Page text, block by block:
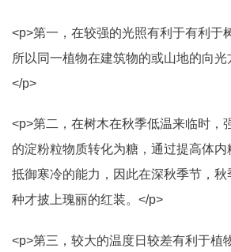
<p>第一，在较强的光照有利于有利于
所以同一植物在建筑物的或山地的向光
</p>
<p>第二，在树木在秋季低温来临时，
的淀粉粒物质转化为糖，通过提高体
抵御寒冷的能力，因此在深秋季节，
种才披上瑰丽的红装。</p>
<p>第三，较大的温度日较差有利于植